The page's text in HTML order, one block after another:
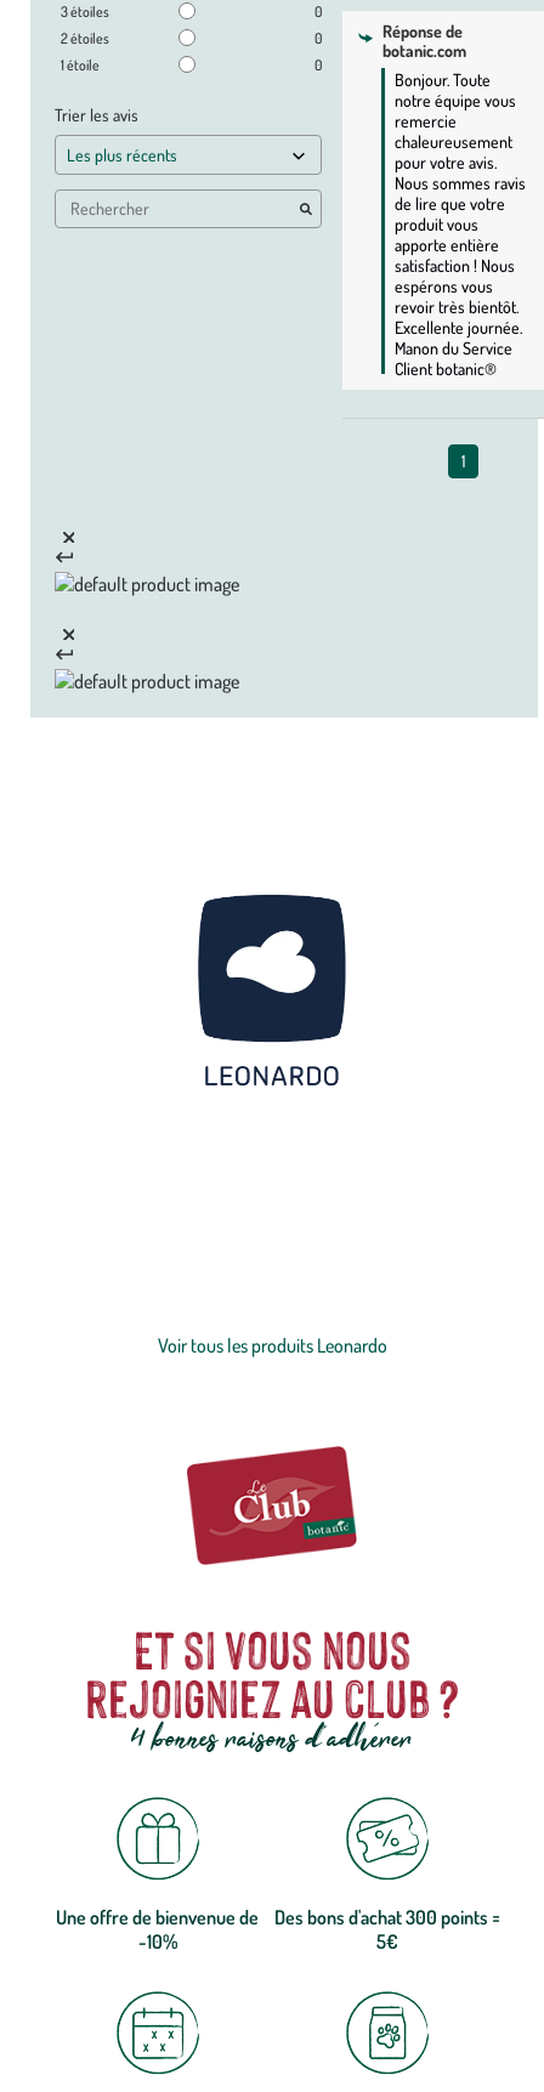
3étoiles
0
2étoiles
0
1étoile 0
Trier les avis
Réponse de
botanic.com
Bonjour. Toute
notre équipe vous
remercie
chaleureusement
pour votre avis.
Nous sommes ravis
de lire que votre
produit vous
apporte entière
satisfaction ! Nous
espérons vous
revoir très bientôt.
Excellente journée.
Manon du Service
Client botanic®
1
chez les célèbres verres à eau Leonardo ou les verres à vin Leonardo :
également l'univers Leonardo autour de la
décoration de la maison
en verre subliment vos bouquets tandis que la décoration
de Noël pare votre intérieur avec raffinement et élégance.
Voir tous les produits Leonardo
Et si vous nous
rejoigniez au club ?
4 bonnes raisons d'adhérer
Une offre de bienvenue de
-10%
Des bons d'achat 300 points =
5€